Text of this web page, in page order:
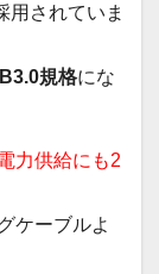
用されていま
規格にな
力供給にも2
ケーブルよ